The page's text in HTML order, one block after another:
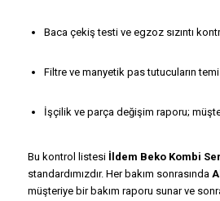
Baca çekiş testi ve egzoz sızıntı
Filtre ve manyetik pas tutucuların
İşçilik ve parça değişim raporu;
Bu kontrol listesi İldem Beko Kombi
standardımızdır. Her bakım sonrasında
müşteriye bir bakım raporu sunar ve